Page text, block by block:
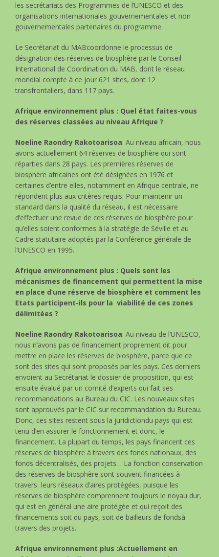
les secrétariats des Programmes de l’UNESCO et des
organisations internationales gouvernementales et non
gouvernementales partenaires du programme.
Le Secrétariat du MABcoordonne le processus de
désignation des réserves de biosphère par le Conseil
International de Coordination du MAB, dont le réseau
mondial compte à ce jour 621 sites, dont 12
transfrontaliers, dans 117 pays.
Afrique environnement plus : Quel état faites-vous
des réserves classées au niveau Afrique ?
Noeline Raondry Rakotoarisoa: Au niveau africain, nous
avons actuellement 64 réserves de biosphère qui sont
réparties dans 28 pays. Les premières réserves de
biosphère africaines ont été désignées en 1976 et
certaines d’entre elles, notamment en Afrique centrale, ne
répondent plus aux critères requis. Pour maintenir un
standard dans la qualité du réseau, il est nécessaire
d’effectuer une revue de ces réserves de biosphère pour
qu’elles soient conformes à la stratégie de Séville et au
Cadre statutaire adoptés par la Conférence générale de
l’UNESCO en 1995.
Afrique environnement plus : Quels sont les
mécanismes de financement qui permettent la mise
en place d’une réserve de biosphère et comment les
Etats participent-ils pour la viabilité de ces zones
délimitées ?
Noeline Raondry Rakotoarisoa: Au niveau de l’UNESCO,
nous n’avons pas de financement proprement dit pour
mettre en place les réserves de biosphère, parce que ce
sont des sites qui sont proposés par les pays. Ces derniers
envoient au Secrétariat le dossier de proposition, qui est
ensuite évalué par un comité d’experts qui fait ses
recommandations au Bureau du CIC. Les nouveaux sites
sont approuvés par le CIC sur recommandation du Bureau.
Donc, ces sites restent sous la juridictiondu pays qui est
tenu d’en assurer le fonctionnement et donc, le
financement. La plupart du temps, les pays financent ces
réserves de biosphère à travers des fonds nationaux, des
fonds décentralisés, des projets… La fonction conservation
des réserves de biosphère sont souvent financées à
travers leurs réseaux d’aires protégées, puisque les
réserves de biosphère comprennent toujours le noyau dur,
qui est en général une aire protégée et qui reçoit des
financements soit du pays, soit de bailleurs de fondsà
travers des projets.
Afrique environnement plus :Actuellement en